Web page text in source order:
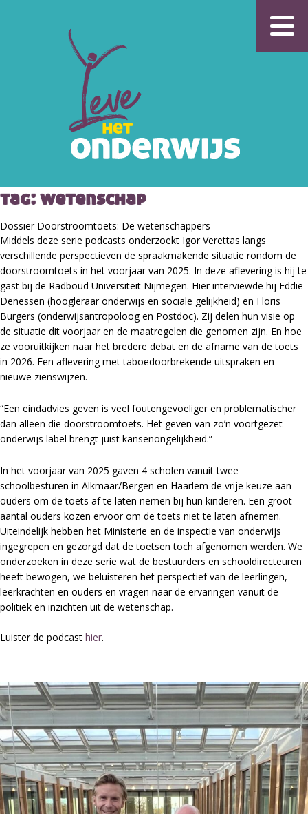
tag:wetenschap
Dossier Doorstroomtoets: De wetenschappers
Middels deze serie podcasts onderzoekt Igor Verettas langs
verschillende perspectieven de spraakmakende situatie rondom de
doorstroomtoets in het voorjaar van 2025. In deze aflevering is hij te
gast bij de Radboud Universiteit Nijmegen. Hier interviewde hij Eddie
Denessen (hoogleraar onderwijs en sociale gelijkheid) en Floris
Burgers (onderwijsantropoloog en Postdoc). Zij delen hun visie op
de situatie dit voorjaar en de maatregelen die genomen zijn. En hoe
ze vooruitkijken naar het bredere debat en de afname van de toets
in 2026. Een aflevering met taboedoorbrekende uitspraken en
nieuwe zienswijzen.
“Een eindadvies geven is veel foutengevoeliger en problematischer
dan alleen die doorstroomtoets. Het geven van zo’n voortgezet
onderwijs label brengt juist kansenongelijkheid.”
In het voorjaar van 2025 gaven 4 scholen vanuit twee
schoolbesturen in Alkmaar/Bergen en Haarlem de vrije keuze aan
ouders om de toets af te laten nemen bij hun kinderen. Een groot
aantal ouders kozen ervoor om de toets niet te laten afnemen.
Uiteindelijk hebben het Ministerie en de inspectie van onderwijs
ingegrepen en gezorgd dat de toetsen toch afgenomen werden. We
onderzoeken in deze serie wat de bestuurders en schooldirecteuren
heeft bewogen, we beluisteren het perspectief van de leerlingen,
leerkrachten en ouders en vragen naar de ervaringen vanuit de
politiek en inzichten uit de wetenschap.
Luister de podcast hier.